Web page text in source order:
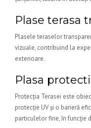
Plase terasa
Plasele teraselor
vizuale, contribuind la
exterioare.
Plasa
Protecția Terasei este
protecție UV și o barieră
particulelor fine, în funcție